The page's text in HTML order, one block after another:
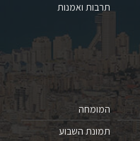
תרבות ואמנות
המומחה
תמונת השבוע